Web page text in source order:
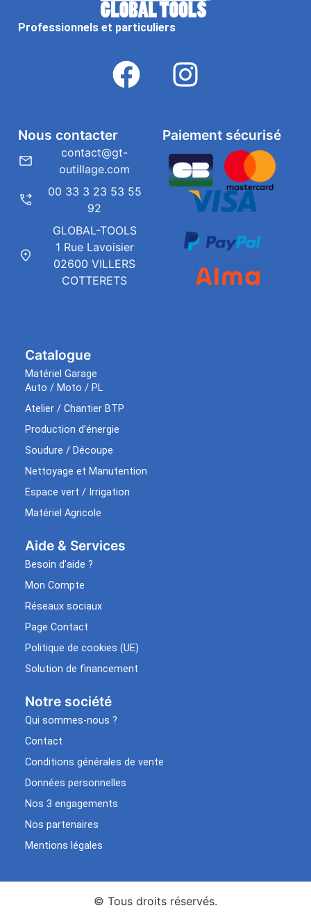
Professionnels et particuliers
Catalogue
Matériel Garage
Auto / Moto / PL
Atelier / Chantier BTP
Production d’énergie
Soudure / Découpe
Nettoyage et Manutention
Espace vert / Irrigation
Matériel Agricole
Aide & Services​
Besoin d’aide ?
Mon Compte
Réseaux sociaux
Page Contact
Politique de cookies (UE)
Solution de financement
Notre société
Qui sommes-nous ?
Contact
Conditions générales de vente
Données personnelles
Nos 3 engagements
Nos partenaires
Mentions légales
Paiement sécurisé
Nous contacter
contact@gt-
outillage.com
00 33 3 23 53 55
92
GLOBAL-TOOLS
1 Rue Lavoisier
02600 VILLERS
COTTERETS
© Tous droits réservés.